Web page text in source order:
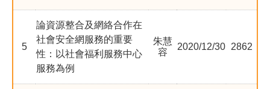
人物專訪
好書推薦
5
論資源整合及網絡合作在
社會安全網服務的重要
性：以社會福利服務中心
服務為例
朱慧
容
2020/12/30 2862